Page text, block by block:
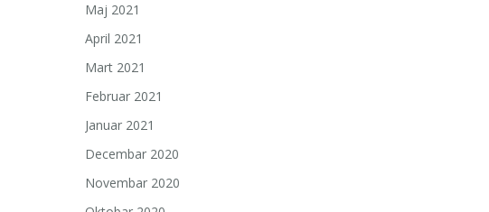
Maj 2021
April 2021
Mart 2021
Februar 2021
Januar 2021
Decembar 2020
Novembar 2020